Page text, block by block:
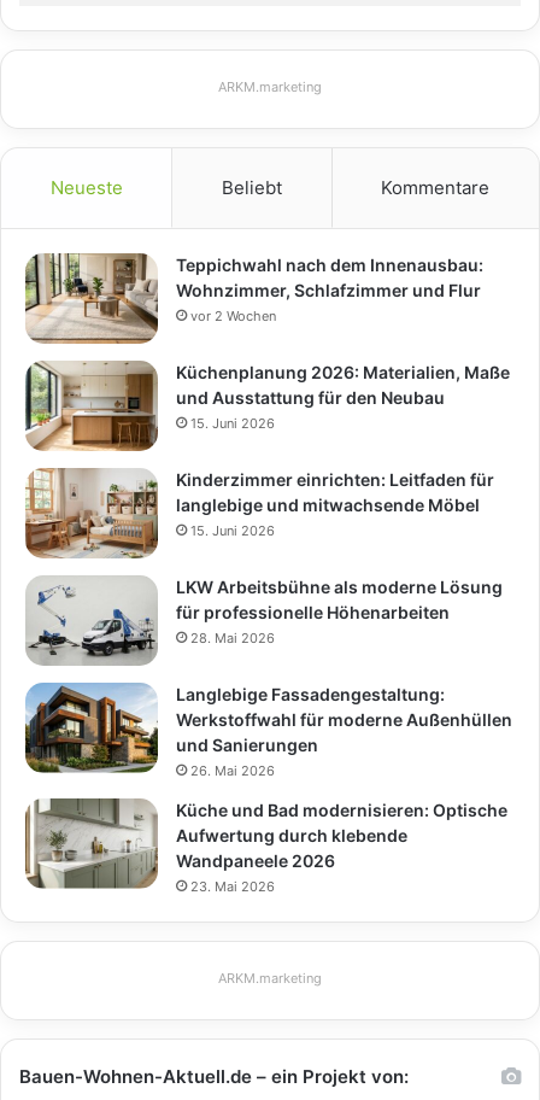
ARKM.marketing
Neueste Beliebt Kommentare
Teppichwahl nach dem Innenausbau:
Wohnzimmer, Schlafzimmer und Flur
vor 2 Wochen
Küchenplanung 2026: Materialien, Maße
und Ausstattung für den Neubau
15. Juni 2026
Kinderzimmer einrichten: Leitfaden für
langlebige und mitwachsende Möbel
15. Juni 2026
LKW Arbeitsbühne als moderne Lösung
für professionelle Höhenarbeiten
28. Mai 2026
Langlebige Fassadengestaltung:
Werkstoffwahl für moderne Außenhüllen
und Sanierungen
26. Mai 2026
Küche und Bad modernisieren: Optische
Aufwertung durch klebende
Wandpaneele 2026
23. Mai 2026
ARKM.marketing
Bauen-Wohnen-Aktuell.de – ein Projekt von: